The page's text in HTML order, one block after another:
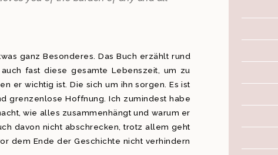
ganz Besonderes. Das Buch erzählt rund
fast diese gesamte Lebenszeit, um zu
er wichtig ist. Die sich um ihn sorgen. Es ist
grenzenlose Hoffnung. Ich zumindest habe
wie alles zusammenhängt und warum er
davon nicht abschrecken, trotz allem geht
dem Ende der Geschichte nicht verhindern